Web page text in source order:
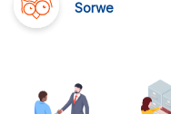
Sorwe